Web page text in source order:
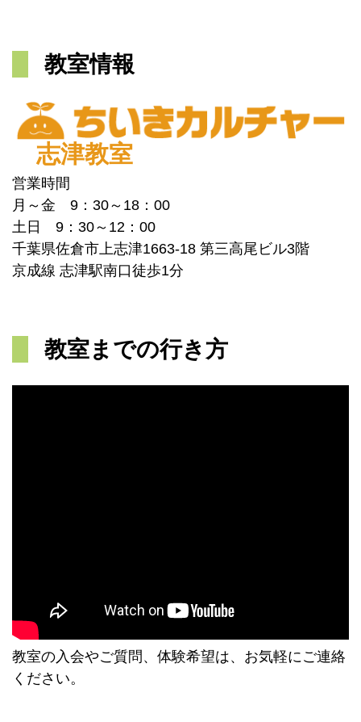
教室情報
志津教室
営業時間
月～金 9：30～18：00
土日 9：30～12：00
千葉県佐倉市上志津1663-18 第三高尾ビル3階
京成線 志津駅南口徒歩1分
教室までの行き方
教室の入会やご質問、体験希望は、お気軽にご連絡
ください。